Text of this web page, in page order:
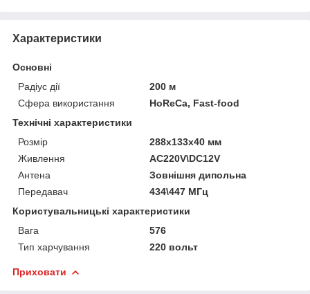
Характеристики
Основні
Радіус дії
200 м
Сфера використання
HoReCa, Fast-food
Технічні характеристики
Розмір
288х133х40 мм
Живлення
АС220V\DC12V
Антена
Зовнішня дипольна
Передавач
434\447 МГц
Користувальницькі характеристики
Вага
576
Тип харчування
220 вольт
Приховати